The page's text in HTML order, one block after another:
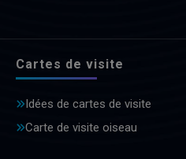
Cartes de visite
Idées de cartes de visite
Carte de visite oiseau